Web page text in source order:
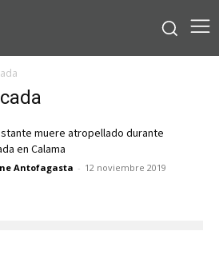
muere atropellado durante
en Calama
Antofagasta - 12 noviembre 2019